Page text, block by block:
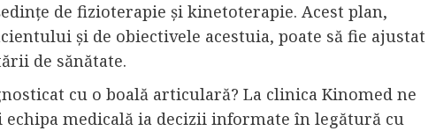
de fizioterapie și kinetoterapie. Acest plan,
și de obiectivele acestuia, poate să fie ajustat
de sănătate.
cu o boală articulară? La clinica Kinomed ne
medicală ia decizii informate în legătură cu